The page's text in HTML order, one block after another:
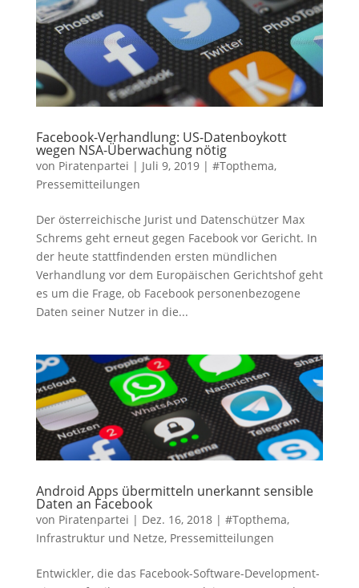
Facebook-Verhandlung: US-Datenboykott
wegen NSA-Überwachung nötig
von Piratenpartei | Juli 9, 2019| #Topthema,
Pressemitteilungen
Der österreichische Jurist und Datenschützer Max
Schrems geht erneut gegen Facebook vor Gericht. In
der heute stattfindenden ersten mündlichen
Verhandlung vor dem Europäischen Gerichtshof geht
es um die Frage, ob Facebook personenbezogene
Daten seiner Nutzer in die...
Android Apps übermitteln unerkannt sensible
Daten an Facebook
von Piratenpartei | Dez. 16, 2018| #Topthema,
Infrastruktur und Netze, Pressemitteilungen
Entwickler, die das Facebook-Software-Development-